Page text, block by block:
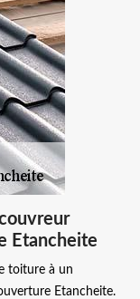
Etancheite
toiture à un
Etancheite.